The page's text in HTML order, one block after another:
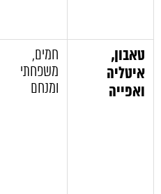
טאבון,
איטליה
ואפייה
חמים,
משפחתי
ומנחם